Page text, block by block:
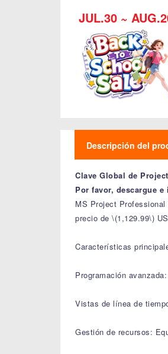
JUL.30 ~
Descripción del
Clave Global de
Por favor, descargue
MS Project
precio de \(1,129.99\)
Características
Programación
Vistas de línea de
Gestión de recursos: